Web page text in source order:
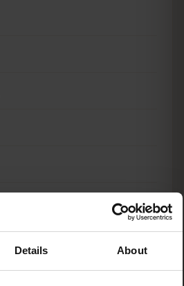
Details About